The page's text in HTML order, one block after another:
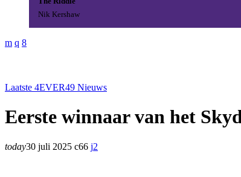
Nik Kershaw
Laatste 4EVER49 Nieuws
Eerste winnaar van het
today30 juli 2025 66 2